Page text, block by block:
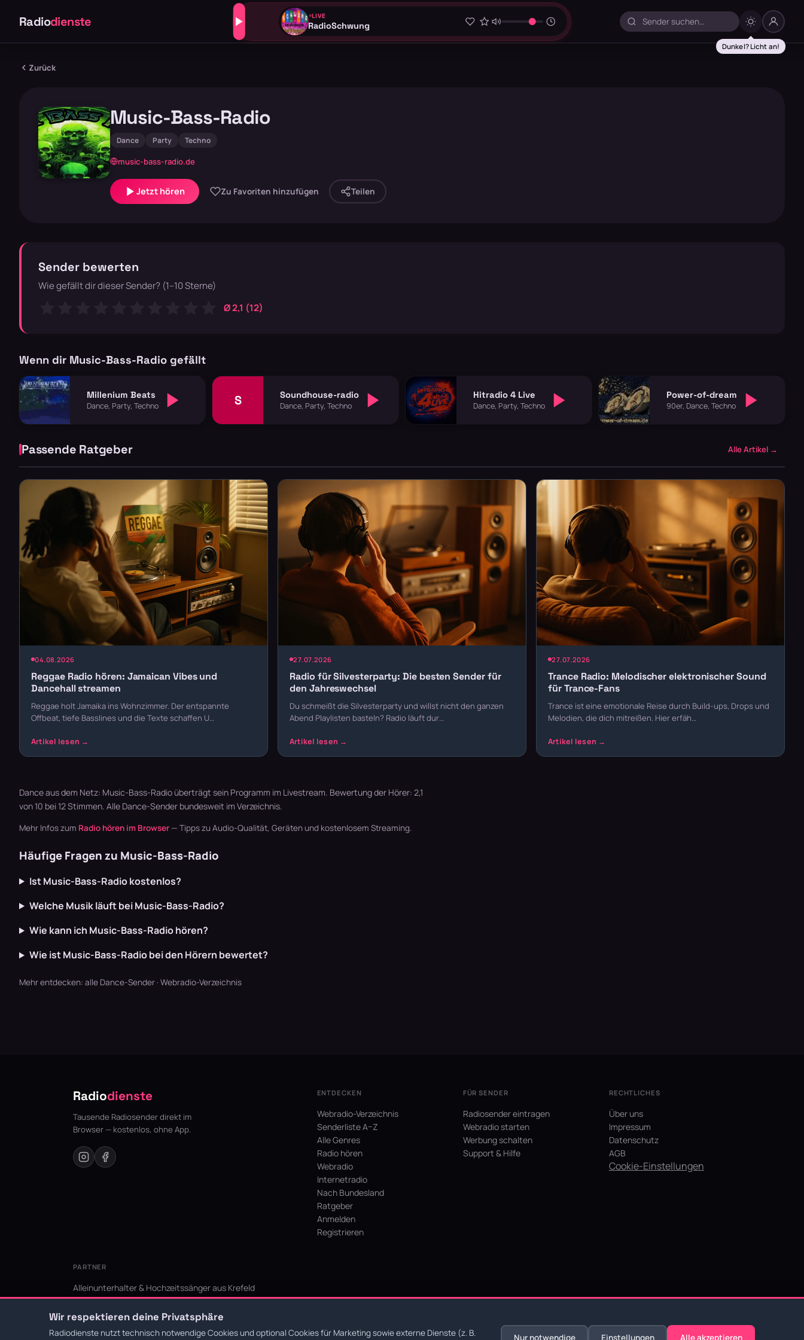
Radiodienste LIVE
RadioSchwung
Zurück
Music-Bass-Radio
Dance Party Techno
music-bass-radio.de
Jetzt hören Zu Favoriten hinzufügen Teilen
Sender bewerten
Wie gefällt dir dieser Sender? (1–10 Sterne)
Ø 2,1 (12)
Wenn dir Music-Bass-Radio gefällt
Millenium Beats
Dance, Party, Techno S Soundhouse-radio
Dance, Party, Techno
Hitradio 4 Live
Dance, Party, Techno
Power-of-dream
90er, Dance, Techno
Passende Ratgeber Alle Artikel →
04.08.2026
Reggae Radio hören: Jamaican Vibes und
Dancehall streamen
Reggae holt Jamaika ins Wohnzimmer. Der entspannte
Offbeat, tiefe Basslines und die Texte schaffen U…
27.07.2026
Radio für Silvesterparty: Die besten Sender für
den Jahreswechsel
Du schmeißt die Silvesterparty und willst nicht den ganzen
Abend Playlisten basteln? Radio läuft dur…
27.07.2026
Trance Radio: Melodischer elektronischer Sound
für Trance-Fans
Trance ist eine emotionale Reise durch Build-ups, Drops und
Melodien, die dich mitreißen. Hier erfäh…
Dance aus dem Netz: Music-Bass-Radio überträgt sein Programm im Livestream. Bewertung der Hörer: 2,1
von 10 bei 12 Stimmen. Alle Dance-Sender bundesweit im Verzeichnis.
Mehr Infos zum Radio hören im Browser — Tipps zu Audio-Qualität, Geräten und kostenlosem Streaming.
Häufige Fragen zu Music-Bass-Radio
Ist Music-Bass-Radio kostenlos?
Welche Musik läuft bei Music-Bass-Radio?
Wie kann ich Music-Bass-Radio hören?
Wie ist Music-Bass-Radio bei den Hörern bewertet?
Mehr entdecken: alle Dance-Sender · Webradio-Verzeichnis
Radiodienste
Tausende Radiosender direkt im
Browser — kostenlos, ohne App.
ENTDECKEN
Webradio-Verzeichnis
Senderliste A–Z
Alle Genres
Radio hören
Webradio
Internetradio
Nach Bundesland
Ratgeber
Anmelden
Registrieren
FÜR SENDER
Radiosender eintragen
Webradio starten
Werbung schalten
Support & Hilfe
RECHTLICHES
Über uns
Impressum
Datenschutz
AGB
Cookie-Einstellungen
PARTNER
Alleinunterhalter & Hochzeitssänger aus Krefeld
KI Niederrhein - Agentur aus Krefeld für den Niederrhein
Wir respektieren deine Privatsphäre
Radiodienste nutzt technisch notwendige Cookies und optional Cookies für Marketing sowie externe Dienste (z. B.
Nur notwendige Einstellungen Alle akzeptieren